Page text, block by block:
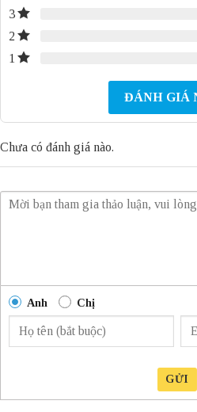
3
2
1
ĐÁNH GIÁ
Chưa có đánh giá nào.
Anh Chị
GỬI